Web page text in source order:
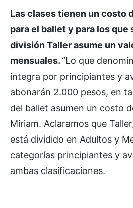
Las clases tienen un costo
para el ballet y para los que
división Taller asume un
mensuales.“Lo que
integra por principiantes y
abonarán 2.000 pesos, en
del ballet asumen un costo
Miriam. Aclaramos que
está dividido en Adultos y
categorías principiantes y
ambas clasificaciones.